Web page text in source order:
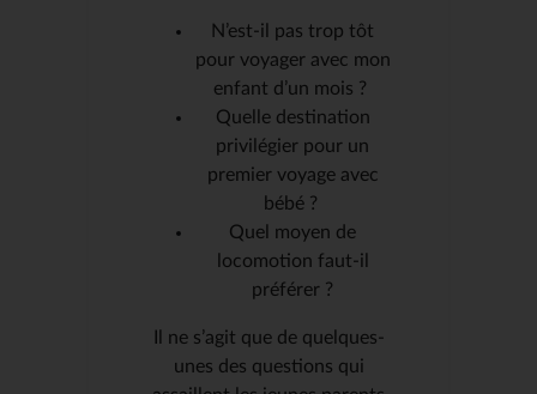
N’est-il pas trop tôt
pour voyager avec mon
enfant d’un mois ?
Quelle destination
privilégier pour un
premier voyage avec
bébé ?
Quel moyen de
locomotion faut-il
préférer ?
Il ne s’agit que de quelques-
unes des questions qui